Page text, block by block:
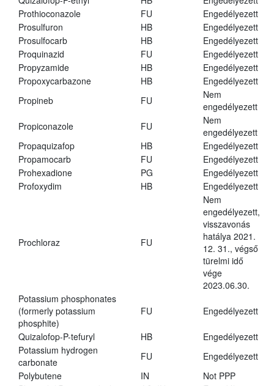
Prothioconazole
FU
Engedélyezett
Prosulfuron
HB
Engedélyezett
Prosulfocarb
HB
Engedélyezett
Proquinazid
FU
Engedélyezett
Propyzamide
HB
Engedélyezett
Propoxycarbazone
HB
Engedélyezett
Propineb
FU
Nem
engedélyezett
Propiconazole
FU
Nem
engedélyezett
Propaquizafop
HB
Engedélyezett
Propamocarb
FU
Engedélyezett
Prohexadione
PG
Engedélyezett
Profoxydim
HB Engedélyezett
Prochloraz FU
Nem
engedélyezett,
visszavonás
hatálya 2021.
12. 31., végső
türelmi idő
vége
2023.06.30.
Potassium phosphonates
(formerly potassium
phosphite)
FU Engedélyezett
Quizalofop-P-tefuryl HB
Engedélyezett
Potassium hydrogen
carbonate
FU
Engedélyezett
Polybutene
IN
Not PPP